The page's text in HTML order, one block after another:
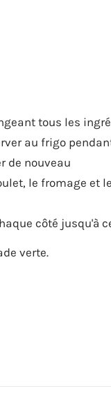
tous les
au frigo
de nouveau
le fromage et
côté jusqu'à
verte.